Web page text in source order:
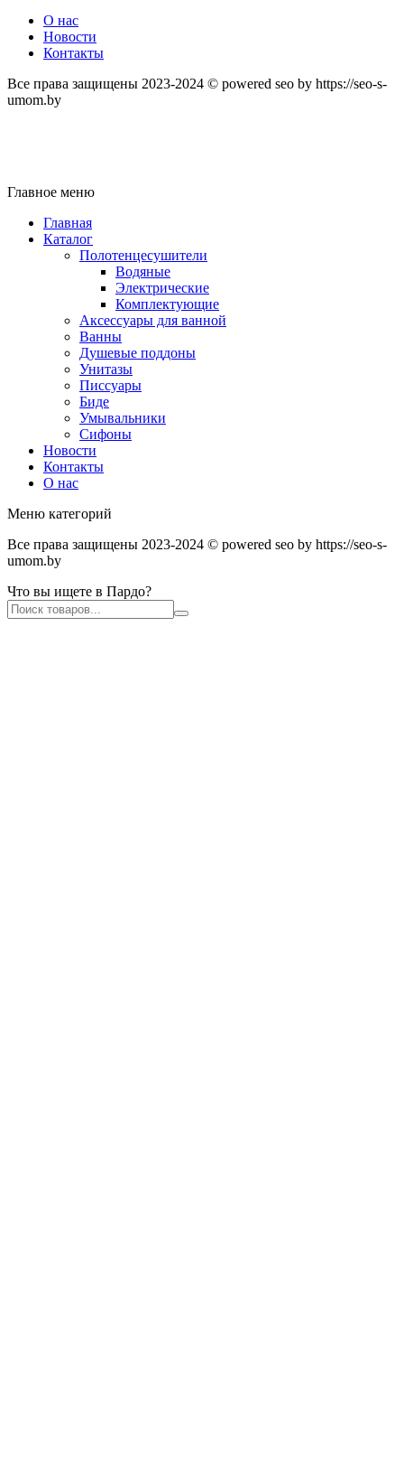
О нас
Новости
Контакты
Все права защищены 2023-2024 © powered seo by https://seo-s-
umom.by
Главное меню
Главная
Каталог
Полотенцесушители
Водяные
Электрические
Комплектующие
Аксессуары для ванной
Ванны
Душевые поддоны
Унитазы
Писсуары
Биде
Умывальники
Сифоны
Новости
Контакты
О нас
Меню категорий
Все права защищены 2023-2024 © powered seo by https://seo-s-
umom.by
Что вы ищете в Пардо?